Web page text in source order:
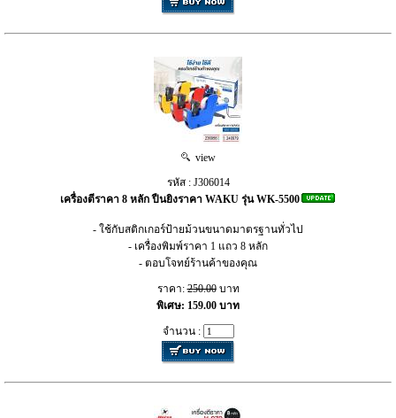
view
รหัส : J306014
เครื่องตีราคา 8 หลัก ปืนยิงราคา WAKU รุ่น WK-5500
- ใช้กับสติกเกอร์ป้ายม้วนขนาดมาตรฐานทั่วไป
- เครื่องพิมพ์ราคา 1 แถว 8 หลัก
- ตอบโจทย์ร้านค้าของคุณ
ราคา:250.00บาท
พิเศษ: 159.00 บาท
จำนวน :